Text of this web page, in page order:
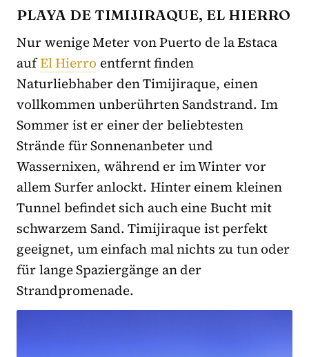
PLAYA DE TIMIJIRAQUE, EL HIERRO
Nur wenige Meter von Puerto de la Estaca
aufEl Hierro entfernt finden
Naturliebhaber den Timijiraque, einen
vollkommen unberührten Sandstrand. Im
Sommer ist er einer der beliebtesten
Strände für Sonnenanbeter und
Wassernixen, während er im Winter vor
allem Surfer anlockt. Hinter einem kleinen
Tunnel befindet sich auch eine Bucht mit
schwarzem Sand. Timijiraque ist perfekt
geeignet, um einfach mal nichts zu tun oder
für lange Spaziergänge an der
Strandpromenade.